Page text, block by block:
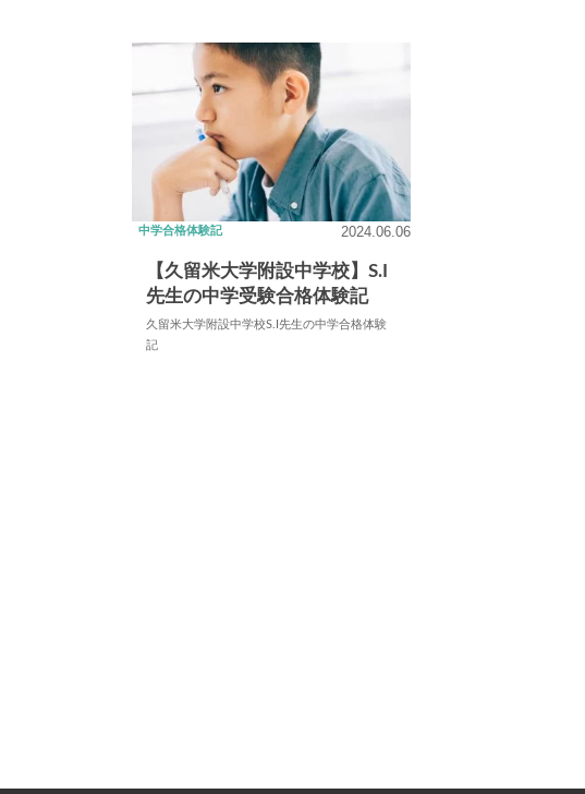
中学合格体験記 2024.06.06
【久留米大学附設中学校】S.I
先生の中学受験合格体験記
久留米大学附設中学校S.I先生の中学合格体験
記